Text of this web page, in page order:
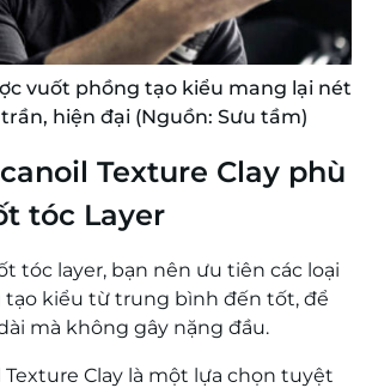
vuốt phồng tạo kiểu mang lại nét
hiện đại (Nguồn: Sưu tầm)
Texture Clay phù
tóc Layer
tóc layer, bạn nên ưu tiên các loại
tạo kiểu từ trung bình đến tốt, để
mà không gây nặng đầu.
Texture Clay là một lựa chọn tuyệt